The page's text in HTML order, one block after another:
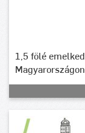
1,5 fölé